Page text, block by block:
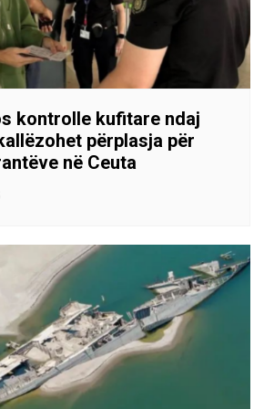
kontrolle kufitare ndaj
përplasja për
në Ceuta